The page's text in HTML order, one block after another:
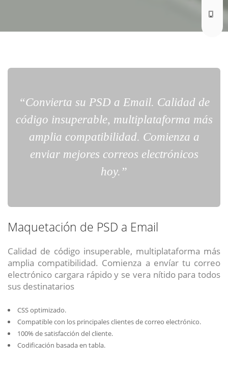
“Convierta su PSD a Email. Calidad de
código insuperable, multiplataforma más
amplia compatibilidad. Comienza a
enviar mejores correos electrónicos
hoy.”
Maquetación de PSD a Email
Calidad de código insuperable, multiplataforma más
amplia compatibilidad. Comienza a envíar tu correo
electrónico cargara rápido y se vera nítido para todos
sus destinatarios
CSS optimizado.
Compatible con los principales clientes de correo electrónico.
100% de satisfacción del cliente.
Codificación basada en tabla.